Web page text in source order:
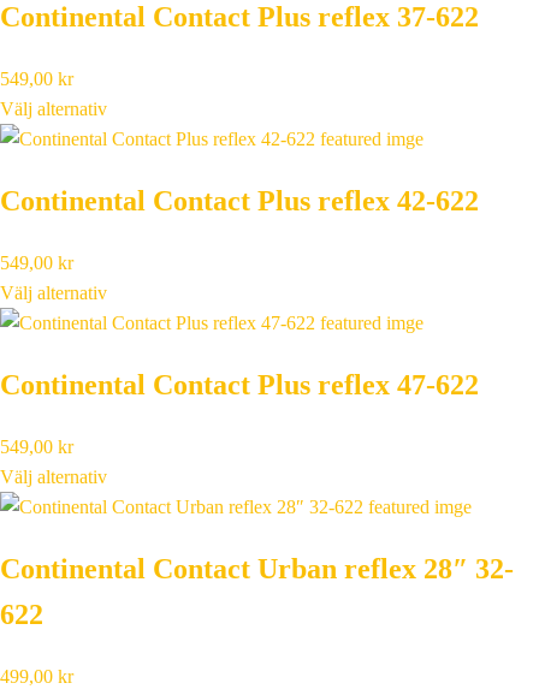
Continental Contact Plus reflex 37-622
549,00 kr
Välj alternativ
Continental Contact Plus reflex 42-622
549,00 kr
Välj alternativ
Continental Contact Plus reflex 47-622
549,00 kr
Välj alternativ
Continental Contact Urban reflex 28″ 32-
622
499,00 kr